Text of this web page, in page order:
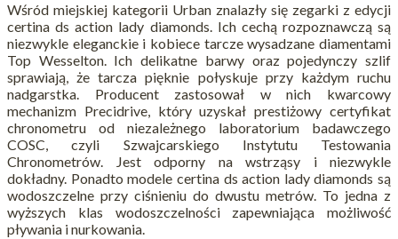
Wśród miejskiej kategorii Urban znalazły się zegarki z edycji
certina ds action lady diamonds. Ich cechą rozpoznawczą są
niezwykle eleganckie i kobiece tarcze wysadzane diamentami
Top Wesselton. Ich delikatne barwy oraz pojedynczy szlif
sprawiają, że tarcza pięknie połyskuje przy każdym ruchu
nadgarstka. Producent zastosował w nich kwarcowy
mechanizm Precidrive, który uzyskał prestiżowy certyfikat
chronometru od niezależnego laboratorium badawczego
COSC, czyli Szwajcarskiego Instytutu Testowania
Chronometrów. Jest odporny na wstrząsy i niezwykle
dokładny. Ponadto modele certina ds action lady diamonds są
wodoszczelne przy ciśnieniu do dwustu metrów. To jedna z
wyższych klas wodoszczelności zapewniająca możliwość
pływania i nurkowania.